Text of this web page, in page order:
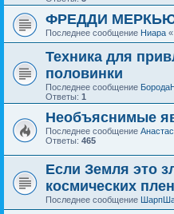
ФРЕДДИ
Последнее сообщение Ниара «
Техника для
половинки
Последнее сообщение
Ответы: 1
Необъяснимые
Последнее сообщение
Ответы: 465
Если Земля это
космических
Последнее сообщение